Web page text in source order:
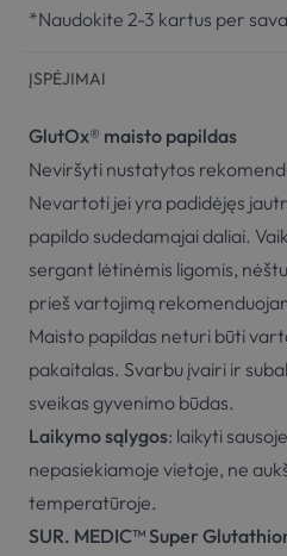
*Naudokite 2-3 kartus per
ĮSPĖJIMAI
GlutOx® maisto papildas
Neviršyti nustatytos
Nevartoti jei yra padidėjęs
papildo sudedamajai daliai.
sergant lėtinėmis ligomis,
prieš vartojimą
Maisto papildas neturi būti
pakaitalas. Svarbu įvairi ir
sveikas gyvenimo būdas.
Laikymo sąlygos: laikyti
nepasiekiamoje vietoje, ne
temperatūroje.
SUR. MEDIC™ Super